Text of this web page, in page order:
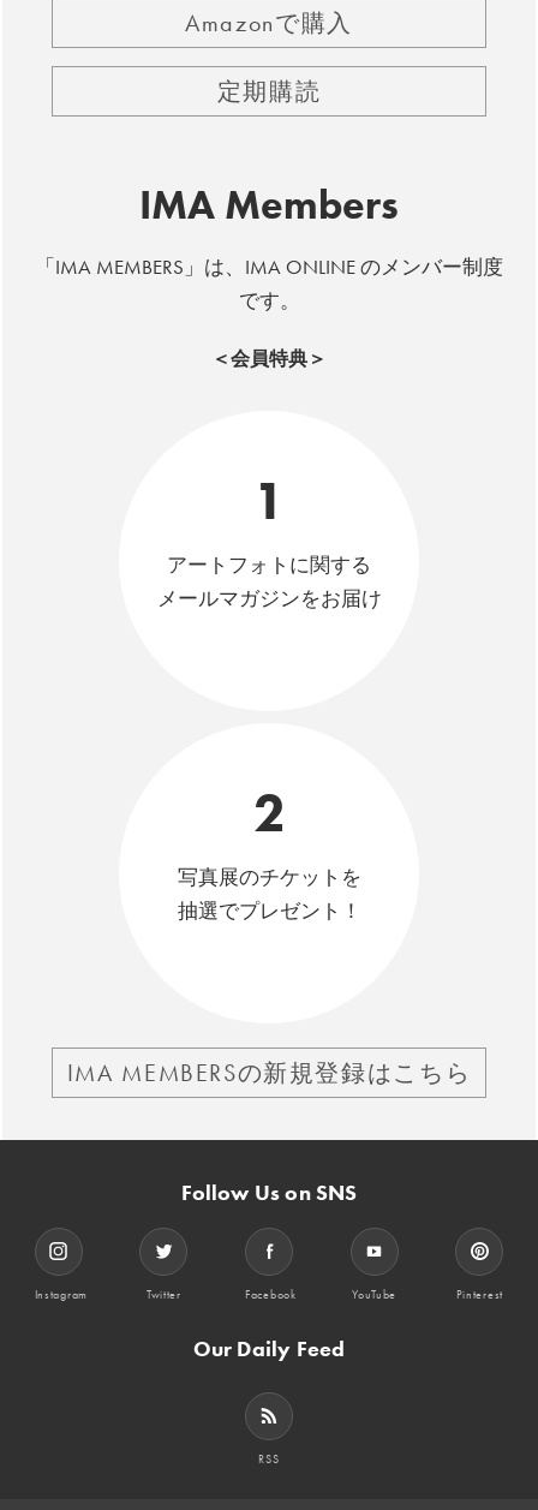
Amazonで購入
定期購読
IMA Members
「IMA MEMBERS」は、IMA ONLINE のメンバー制度
です。
＜会員特典＞
1
アートフォトに関する
メールマガジンをお届け
2
写真展のチケットを
抽選でプレゼント！
IMA MEMBERSの新規登録はこちら
Follow Us on SNS
Instagram Twitter Facebook YouTube Pinterest
Our Daily Feed
RSS